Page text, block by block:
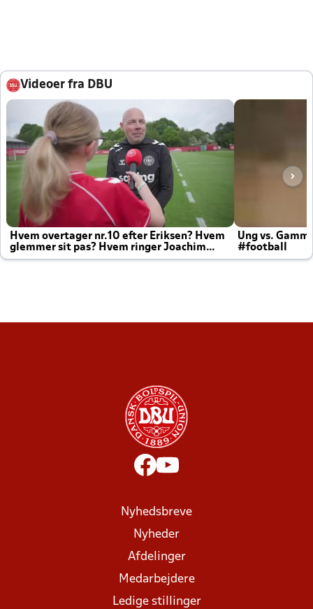
Videoer fra DBU
Hvem overtager nr.10 efter Eriksen? Hvem
glemmer sit pas? Hvem ringer Joachim
altid til efter kampe?
Ung vs.
#football
Nyhedsbreve
Nyheder
Afdelinger
Medarbejdere
Ledige stillinger